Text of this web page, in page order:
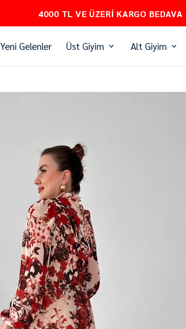
PEŞİN FİYATINA 3 TAKSİT
Yeni Gelenler Üst Giyim Alt Giyim